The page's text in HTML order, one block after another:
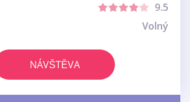
9.5
Volný
NÁVŠTĚVA